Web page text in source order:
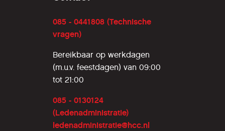
085 - 0441808 (Technische
vragen)
Bereikbaar op werkdagen
(m.u.v. feestdagen) van 09:00
tot 21:00
085 - 0130124
(Ledenadministratie)
ledenadministratie@hcc.nl